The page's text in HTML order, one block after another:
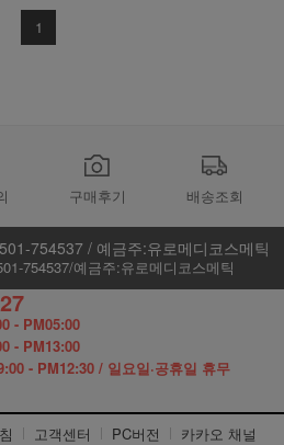
1
구매후기 배송조회
754537 / 예금주:유로메디코스메틱
754537/예금주:유로메디코스메틱
- PM05:00
- PM13:00
- PM12:30 / 일요일·공휴일 휴무
고객센터 PC버전 카카오 채널